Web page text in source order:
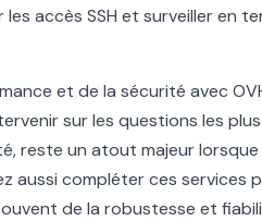
accès SSH et surveiller en
et de la sécurité avec
sur les questions les
reste un atout majeur
aussi compléter ces services
de la robustesse et